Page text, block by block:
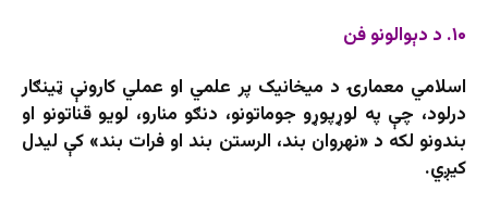
۱۰. د دېوالونو فن
اسلامي معمارۍ د میخانیک پر علمي او عملي کارونې ټینګار
درلود، چې په لوړپوړو جوماتونو، دنګو منارو، لویو قناتونو او
بندونو لکه د «نهروان بند، الرستن بند او فرات بند» کې لیدل
کیږي.